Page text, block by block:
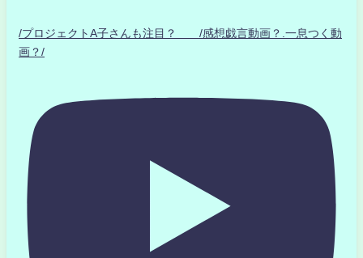
/プロジェクトA子さんも注目？ /感想戯言動画？.一息つく動
画？/